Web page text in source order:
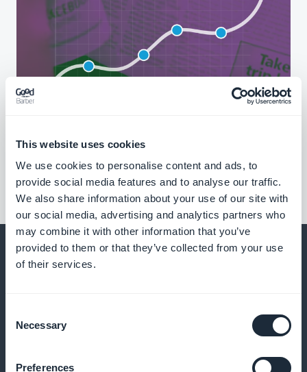
This website uses cookies
We use cookies to personalise content and ads, to
provide social media features and to analyse our traffic.
We also share information about your use of our site with
our social media, advertising and analytics partners who
may combine it with other information that you’ve
provided to them or that they’ve collected from your use
of their services.
Selection
Necessary
Preferences